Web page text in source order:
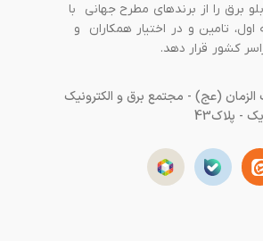
برق را از برندهای مطرح جهانی با
تامین و در اختیار همکاران و
کشور قرار دهد.
(عج) - مجتمع برق و الکترونیک
- پلاک43